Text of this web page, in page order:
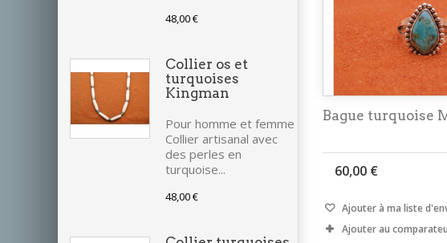
48,00 €
Collier os et
turquoises
Kingman
Pour homme et femme
Collier artisanal avec
des perles en
turquoise...
48,00 €
Bague turquoise
60,00 €
Ajouter à ma liste
Ajouter au